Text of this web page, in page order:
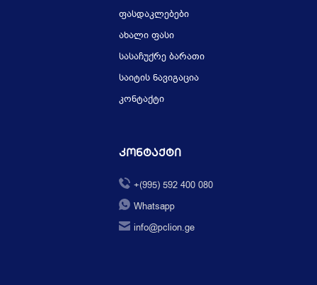
ფასდაკლებები
ახალი ფასი
სასაჩუქრე ბარათი
საიტის ნავიგაცია
კონტაქტი
Კონტაქტი
+(995) 592 400 080
Whatsapp
info@pclion.ge